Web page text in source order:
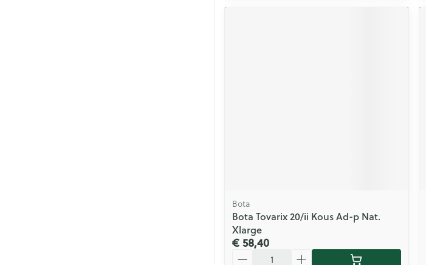
Bota
Bota Tovarix 20/ii Kous Ad-p Nat.
Xlarge
€ 58,40